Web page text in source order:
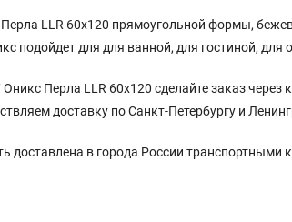
LLR 60x120 прямоугольной формы,
подойдет для для ванной, для гостиной,
Перла LLR 60x120 сделайте заказ через
доставку по Санкт-Петербургу и
доставлена в города России транспортными